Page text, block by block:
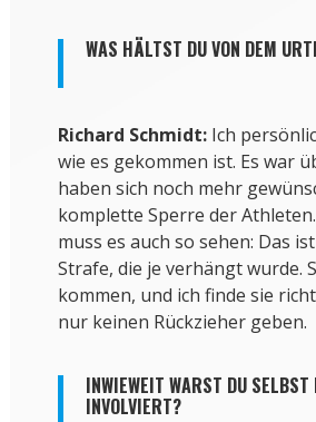
WAS HÄLTST DU VON DEM
Richard Schmidt:Ich
wie es gekommen ist. Es war
haben sich noch mehr
komplette Sperre der
muss es auch so sehen: Das
Strafe, die je verhängt wurde.
kommen, und ich finde sie
nur keinen Rückzieher geben.
INWIEWEIT WARST DU
INVOLVIERT?